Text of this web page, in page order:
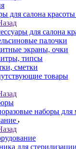
для салона красоты
для салона
палочки
экраны, очки
типсы
сметки
товары
наборы для
для стерилизации